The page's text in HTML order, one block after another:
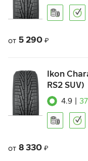
от 5 290 ₽
Ikon
RS2 SUV)
4.9 37
от 8 330 ₽